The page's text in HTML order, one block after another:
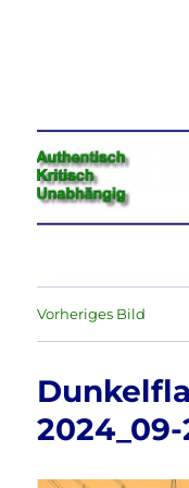
Jeder hat
Meinung
frei zu
Vorheriges Bild